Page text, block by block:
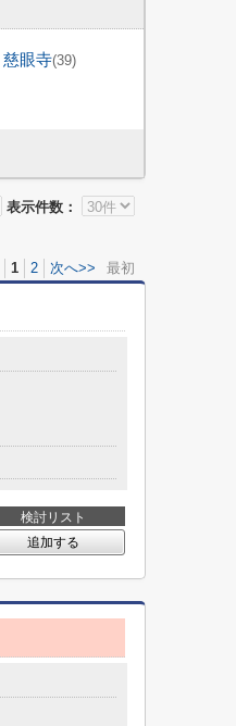
慈眼寺(39)
表示件数：
1 2 次へ>> 最初
検討リスト
追加する